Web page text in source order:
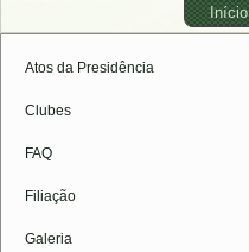
Início
Atos da Presidência
Clubes
FAQ
Filiação
Galeria